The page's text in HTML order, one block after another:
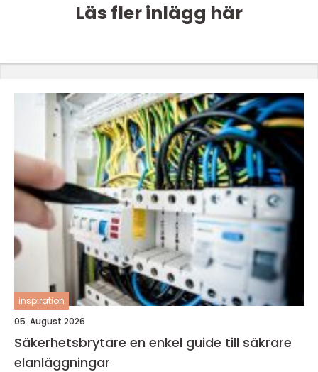
Läs fler inlägg här
inspiration
05. August 2026
Säkerhetsbrytare en enkel guide till säkrare
elanläggningar